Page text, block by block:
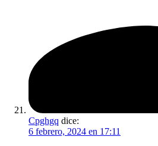
Cpghgq dice:
6 febrero, 2024 en 17:11